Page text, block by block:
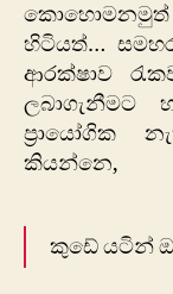
කොහොමනමුත්
හිටියත්…
ආරක්ෂාව
ප්‍රායෝගික
කියන්නෙ,
කුඩේ යටින්